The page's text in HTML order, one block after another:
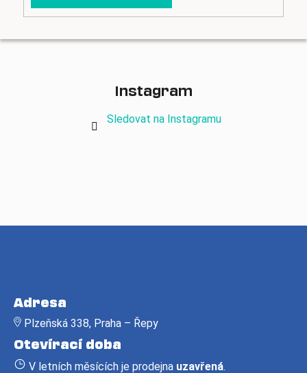
p
s
Instagram
Sledovat na Instagramu
Adresa
Plzeňská 338, Praha – Řepy
Otevírací doba
V letních měsících je prodejna uzavřená.